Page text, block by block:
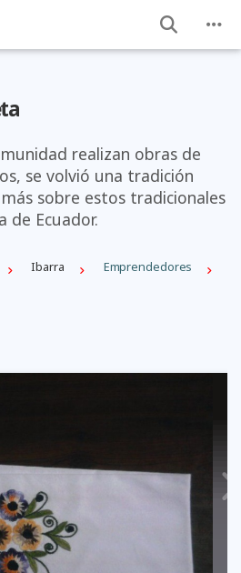
realizan obras de
se volvió una tradición
sobre estos tradicionales
de Ecuador.
Ibarra
Emprendedores